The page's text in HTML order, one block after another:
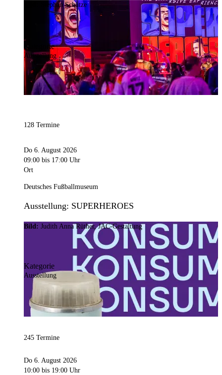
Stephan Schütze
Kategorie
Ausstellung
128 Termine
Do 6. August 2026
09:00 bis 17:00 Uhr
Ort
Deutsches Fußballmuseum
Ausstellung: SUPERHEROES
Bild: Judith Anna Rüther, JAC-Gestaltung
Kategorie
Ausstellung
245 Termine
Do 6. August 2026
10:00 bis 19:00 Uhr